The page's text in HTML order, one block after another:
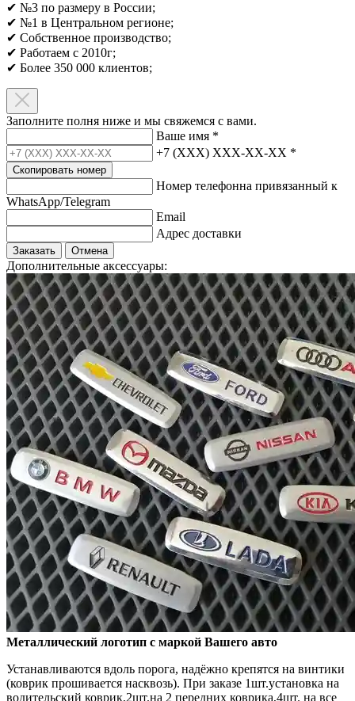
✔ №3 по размеру в России;
✔ №1 в Центральном регионе;
✔ Собственное производство;
✔ Работаем с 2010г;
✔ Более 350 000 клиентов;​
Заполните полня ниже и мы свяжемся с вами.
Ваше имя *
+7 (XXX) XXX-XX-XX *
Скопировать номер
Номер телефонна привязанный к
WhatsApp/Telegram
Email
Адрес доставки
Заказать Отмена
Дополнительные аксессуары:
Металлический логотип с маркой Вашего авто
Устанавливаются вдоль порога, надёжно крепятся на винтики
(коврик прошивается насквозь). При заказе 1шт.установка на
водительский коврик,2шт.на 2 передних коврика,4шт. на все